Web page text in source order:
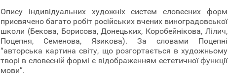
Опису індивідуальних художніх систем словесних форм
присвячено багато робіт російських вчених виноградовської
школи (Бекова, Борисова, Донецьких, Коробейнікова, Лілич,
Поцепня, Семенова, Язикова). За словами Поцепні
“авторська картина світу, що розгортається в художньому
творі в словесній формі є відображенням естетичної функції
мови”.